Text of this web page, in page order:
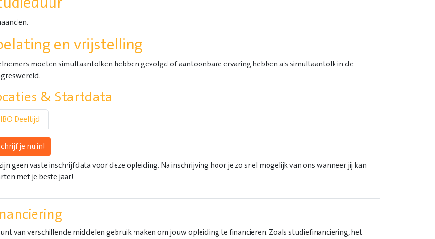
en vrijstelling
moeten simultaantolken hebben gevolgd of aantoonbare ervaring hebben als simultaantolk in de
& Startdata
Deeltijd
je nu in!
geen vaste inschrijfdata voor deze opleiding. Na inschrijving hoor je zo snel mogelijk van ons wanneer jij kan
met je beste jaar!
van verschillende middelen gebruik maken om jouw opleiding te financieren. Zoals studiefinanciering, het